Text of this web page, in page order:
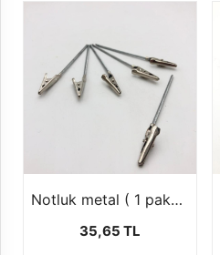
Notluk metal ( 1 paket 5 ad )
35,65 TL